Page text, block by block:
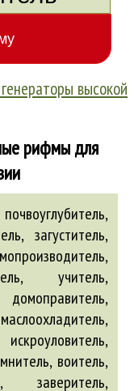
высокой
рифмы для
загуститель,
учитель,
воитель,
заверитель,